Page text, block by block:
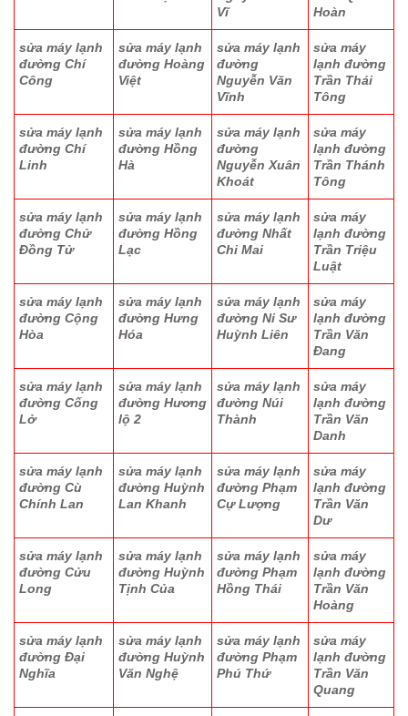
Vĩ
Hoàn
sửa máy lạnh
đường Chí
Công
sửa máy lạnh
đường Hoàng
Việt
sửa máy lạnh
đường
Nguyễn Văn
Vĩnh
sửa máy
lạnh đường
Trần Thái
Tông
sửa máy lạnh
đường Chí
Linh
sửa máy lạnh
đường Hồng
Hà
sửa máy lạnh
đường
Nguyễn Xuân
Khoát
sửa máy
lạnh đường
Trần Thánh
Tông
sửa máy lạnh
đường Chử
Đồng Tử
sửa máy lạnh
đường Hồng
Lạc
sửa máy lạnh
đường Nhất
Chi Mai
sửa máy
lạnh đường
Trần Triệu
Luật
sửa máy lạnh
đường Cộng
Hòa
sửa máy lạnh
đường Hưng
Hóa
sửa máy lạnh
đường Ni Sư
Huỳnh Liên
sửa máy
lạnh đường
Trần Văn
Đang
sửa máy lạnh
đường Cống
Lở
sửa máy lạnh
đường Hương
lộ 2
sửa máy lạnh
đường Núi
Thành
sửa máy
lạnh đường
Trần Văn
Danh
sửa máy lạnh
đường Cù
Chính Lan
sửa máy lạnh
đường Huỳnh
Lan Khanh
sửa máy lạnh
đường Phạm
Cự Lượng
sửa máy
lạnh đường
Trần Văn
Dư
sửa máy lạnh
đường Cửu
Long
sửa máy lạnh
đường Huỳnh
Tịnh Của
sửa máy lạnh
đường Phạm
Hồng Thái
sửa máy
lạnh đường
Trần Văn
Hoàng
sửa máy lạnh
đường Đại
Nghĩa
sửa máy lạnh
đường Huỳnh
Văn Nghệ
sửa máy lạnh
đường Phạm
Phú Thứ
sửa máy
lạnh đường
Trần Văn
Quang